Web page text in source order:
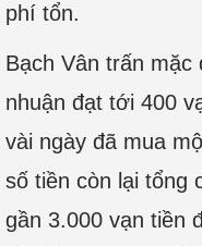
phí tổn.
Bạch Vân trấn mặc
nhuận đạt tới 400
vài ngày đã mua
số tiền còn lại tổng
gần 3.000 vạn tiền